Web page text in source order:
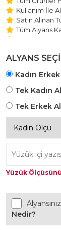
Kullanım İle
Satın Alınan
Tüm Alyans
Beştaş
ALYANS
Kadın
Tek Kadın
Tek Erkek
Yüzük
Nedir?